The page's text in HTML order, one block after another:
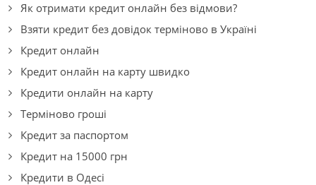
Як отримати кредит онлайн без відмови?
Взяти кредит без довідок терміново в Україні
Кредит онлайн
Кредит онлайн на карту швидко
Кредити онлайн на карту
Терміново гроші
Кредит за паспортом
Кредит на 15000 грн
Кредити в Одесі